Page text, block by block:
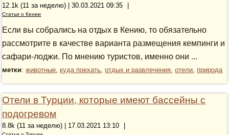
12.1k (11 за неделю) | 30.03.2021 09:35
Статьи о Кении
Если вы собрались на отдых в Кению, то обязательно
рассмотрите в качестве варианта размещения кемпинги и
сафари-лоджи. По мнению туристов, именно они ...
метки:животные,куда поехать,отдых и развлечения,отели, природа
Отели в Турции, которые имеют бассейны с
подогревом
8.8k (11 за неделю) | 17.03.2021 13:10